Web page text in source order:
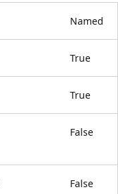
Named
True
True
False
False